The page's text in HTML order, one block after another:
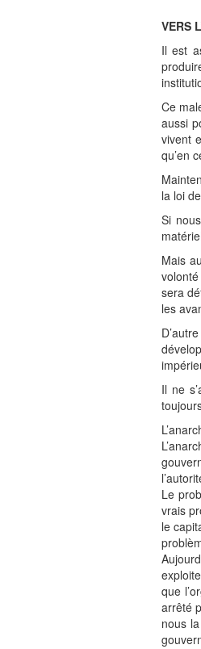
VERS
Il est
Ce
aussi
vivent
qu’en
la loi
Si
Mais
sera
les
Il ne
Le
vrais
le
que
arrêté
nous